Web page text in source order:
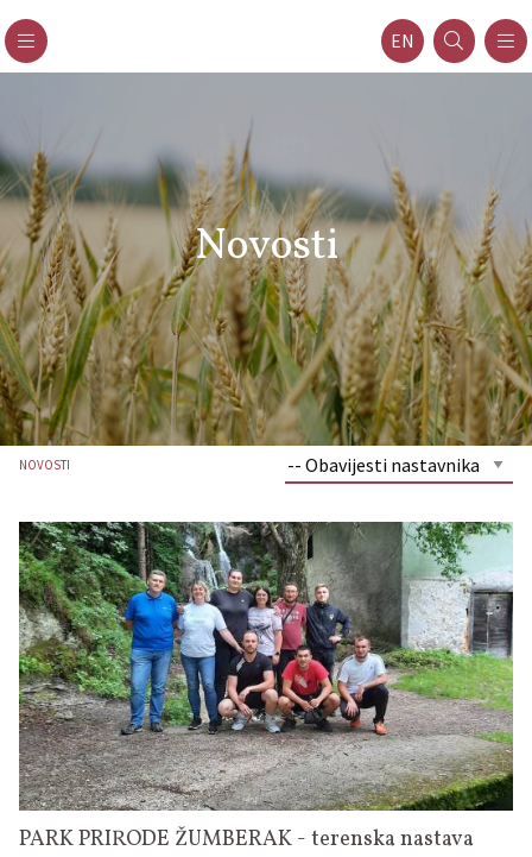
EN
Novosti
NOVOSTI
PARK PRIRODE ŽUMBERAK - terenska nastava